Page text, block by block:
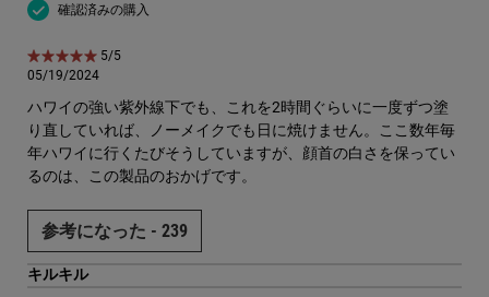
確認済みの購入
5星中5。
5/5
05/19/2024
ハワイの強い紫外線下でも、これを2時間ぐらいに一度ずつ塗
り直していれば、ノーメイクでも日に焼けません。ここ数年毎
年ハワイに行くたびそうしていますが、顔首の白さを保ってい
るのは、この製品のおかげです。
参考になった - 239
キルキル